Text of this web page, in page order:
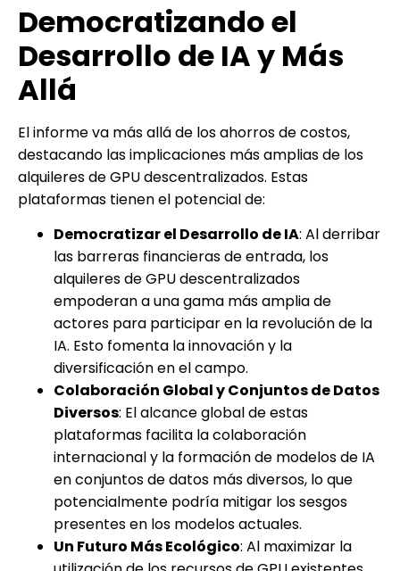
Democratizando el
Desarrollo de IA y Más
Allá
El informe va más allá de los ahorros de costos,
destacando las implicaciones más amplias de los
alquileres de GPU descentralizados. Estas
plataformas tienen el potencial de:
Democratizar el Desarrollo de IA: Al derribar
las barreras financieras de entrada, los
alquileres de GPU descentralizados
empoderan a una gama más amplia de
actores para participar en la revolución de la
IA. Esto fomenta la innovación y la
diversificación en el campo.
Colaboración Global y Conjuntos de Datos
Diversos: El alcance global de estas
plataformas facilita la colaboración
internacional y la formación de modelos de IA
en conjuntos de datos más diversos, lo que
potencialmente podría mitigar los sesgos
presentes en los modelos actuales.
Un Futuro Más Ecológico: Al maximizar la